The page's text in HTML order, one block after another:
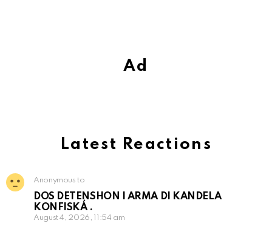
Ad
Latest Reactions
Anonymous to
DOS DETENSHON I ARMA DI KANDELA
KONFISKÁ .
August 4, 2026, 11:54 am